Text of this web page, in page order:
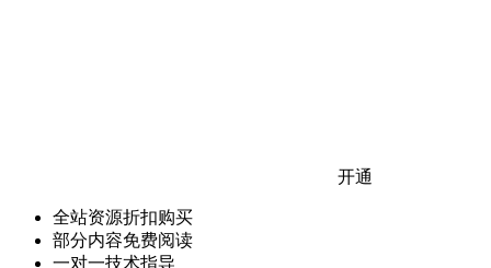
开通
全站资源折扣购买
部分内容免费阅读
一对一技术指导